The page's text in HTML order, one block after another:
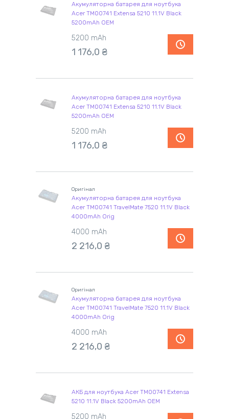
Акумуляторна батарея для ноутбука
Acer TM00741 Extensa 5210 11.1V Black
5200mAh OEM
5200 mAh
1 176,0 ₴
Акумуляторна батарея для ноутбука
Acer TM00741 Extensa 5210 11.1V Black
5200mAh OEM
5200 mAh
1 176,0 ₴
Оригінал
Акумуляторна батарея для ноутбука
Acer TM00741 TravelMate 7520 11.1V Black
4000mAh Orig
4000 mAh
2 216,0 ₴
Оригінал
Акумуляторна батарея для ноутбука
Acer TM00741 TravelMate 7520 11.1V Black
4000mAh Orig
4000 mAh
2 216,0 ₴
АКБ для ноутбука Acer TM00741 Extensa
5210 11.1V Black 5200mAh OEM
5200 mAh